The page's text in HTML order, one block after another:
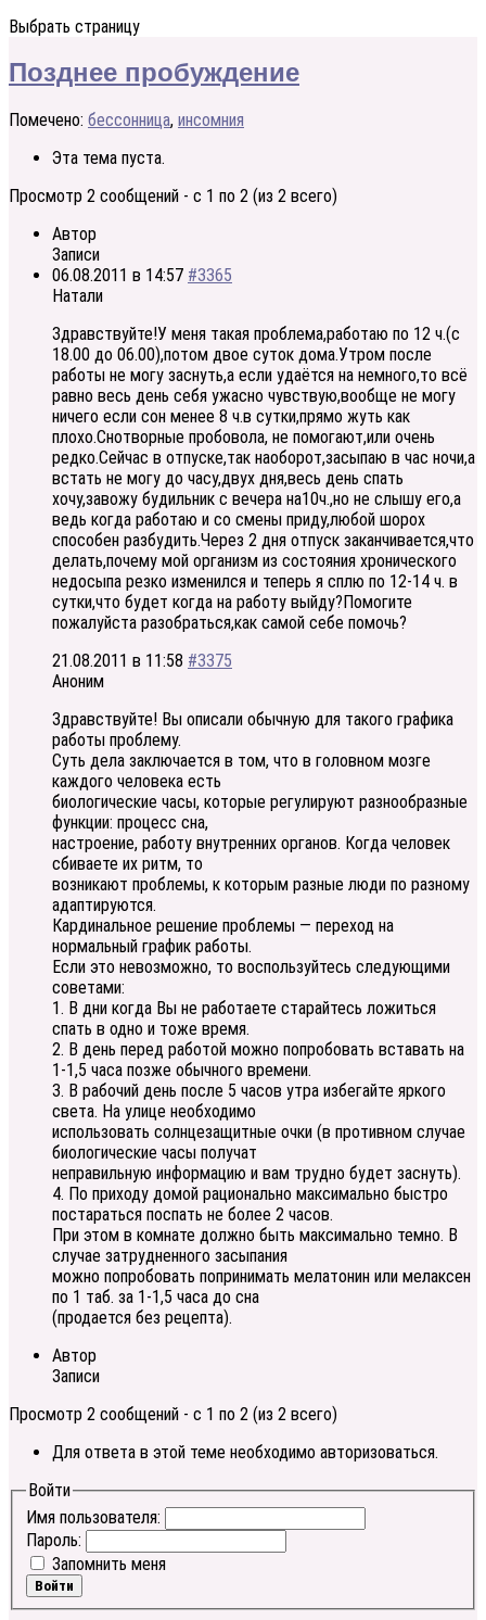
Выбрать страницу
Позднее пробуждение
Помечено: бессонница, инсомния
Эта тема пуста.
Просмотр 2 сообщений - с 1 по 2 (из 2 всего)
Автор
Записи
06.08.2011 в 14:57 #3365
Натали
Здравствуйте!У меня такая проблема,работаю по 12 ч.(с
18.00 до 06.00),потом двое суток дома.Утром после
работы не могу заснуть,а если удаётся на немного,то всё
равно весь день себя ужасно чувствую,вообще не могу
ничего если сон менее 8 ч.в сутки,прямо жуть как
плохо.Снотворные пробовола, не помогают,или очень
редко.Сейчас в отпуске,так наоборот,засыпаю в час ночи,а
встать не могу до часу,двух дня,весь день спать
хочу,завожу будильник с вечера на10ч.,но не слышу его,а
ведь когда работаю и со смены приду,любой шорох
способен разбудить.Через 2 дня отпуск заканчивается,что
делать,почему мой организм из состояния хронического
недосыпа резко изменился и теперь я сплю по 12-14 ч. в
сутки,что будет когда на работу выйду?Помогите
пожалуйста разобраться,как самой себе помочь?
21.08.2011 в 11:58 #3375
Аноним
Здравствуйте! Вы описали обычную для такого графика
работы проблему.
Суть дела заключается в том, что в головном мозге
каждого человека есть
биологические часы, которые регулируют разнообразные
функции: процесс сна,
настроение, работу внутренних органов. Когда человек
сбиваете их ритм, то
возникают проблемы, к которым разные люди по разному
адаптируются.
Кардинальное решение проблемы — переход на
нормальный график работы.
Если это невозможно, то воспользуйтесь следующими
советами:
1. В дни когда Вы не работаете старайтесь ложиться
спать в одно и тоже время.
2. В день перед работой можно попробовать вставать на
1-1,5 часа позже обычного времени.
3. В рабочий день после 5 часов утра избегайте яркого
света. На улице необходимо
использовать солнцезащитные очки (в противном случае
биологические часы получат
неправильную информацию и вам трудно будет заснуть).
4. По приходу домой рационально максимально быстро
постараться поспать не более 2 часов.
При этом в комнате должно быть максимально темно. В
случае затрудненного засыпания
можно попробовать попринимать мелатонин или мелаксен
по 1 таб. за 1-1,5 часа до сна
(продается без рецепта).
Автор
Записи
Просмотр 2 сообщений - с 1 по 2 (из 2 всего)
Для ответа в этой теме необходимо авторизоваться.
Войти
Имя пользователя:
Пароль:
Запомнить меня
Войти